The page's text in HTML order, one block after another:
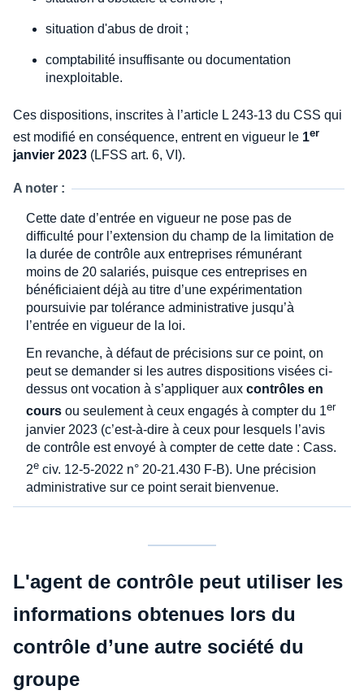
situation d'abus de droit ;
comptabilité insuffisante ou documentation
inexploitable.
Ces dispositions, inscrites à l’article L 243-13 du CSS qui
est modifié en conséquence, entrent en vigueur le 1er
janvier 2023 (LFSS art. 6, VI).
A noter :
Cette date d’entrée en vigueur ne pose pas de
difficulté pour l’extension du champ de la limitation de
la durée de contrôle aux entreprises rémunérant
moins de 20 salariés, puisque ces entreprises en
bénéficiaient déjà au titre d’une expérimentation
poursuivie par tolérance administrative jusqu’à
l’entrée en vigueur de la loi.
En revanche, à défaut de précisions sur ce point, on
peut se demander si les autres dispositions visées ci-
dessus ont vocation à s’appliquer aux contrôles en
cours ou seulement à ceux engagés à compter du 1er
janvier 2023 (c’est-à-dire à ceux pour lesquels l’avis
de contrôle est envoyé à compter de cette date : Cass.
2e civ. 12-5-2022 n° 20-21.430 F-B). Une précision
administrative sur ce point serait bienvenue.
L'agent de contrôle peut utiliser les
informations obtenues lors du
contrôle d’une autre société du
groupe